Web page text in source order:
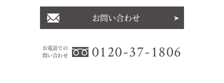
お電話での
問い合わせ
0120-37-1806
お問い合わせ